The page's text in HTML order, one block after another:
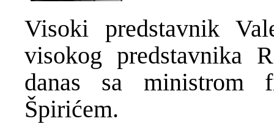
Visoki predstavnik
visokog predstavnika
danas sa ministrom
Špirićem.